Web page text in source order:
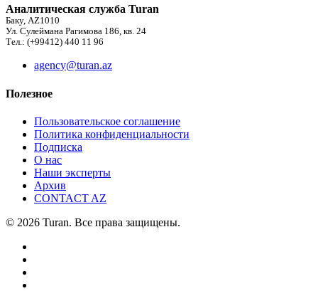
Аналитическая служба Turan
Баку, AZ1010
Ул. Сулеймана Рагимова 186, кв. 24
Тел.: (+99412) 440 11 96
agency@turan.az
Полезное
Пользовательское соглашение
Политика конфиденциальности
Подписка
О нас
Наши эксперты
Архив
CONTACT AZ
© 2026 Turan. Все права защищены.